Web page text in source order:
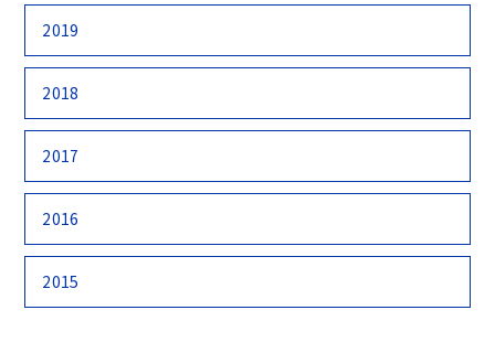
2019
2018
2017
2016
2015